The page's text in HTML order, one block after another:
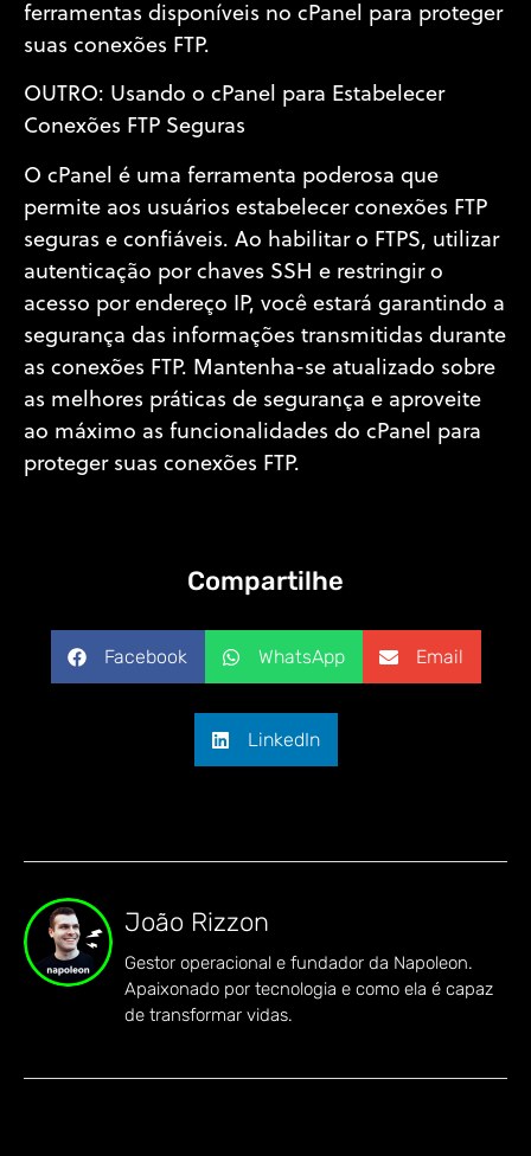
ferramentas disponíveis no cPanel para proteger
suas conexões FTP.
OUTRO: Usando o cPanel para Estabelecer
Conexões FTP Seguras
O cPanel é uma ferramenta poderosa que
permite aos usuários estabelecer conexões FTP
seguras e confiáveis. Ao habilitar o FTPS, utilizar
autenticação por chaves SSH e restringir o
acesso por endereço IP, você estará garantindo a
segurança das informações transmitidas durante
as conexões FTP. Mantenha-se atualizado sobre
as melhores práticas de segurança e aproveite
ao máximo as funcionalidades do cPanel para
proteger suas conexões FTP.
Compartilhe
Facebook WhatsApp Email
LinkedIn
João Rizzon
Gestor operacional e fundador da Napoleon.
Apaixonado por tecnologia e como ela é capaz
de transformar vidas.